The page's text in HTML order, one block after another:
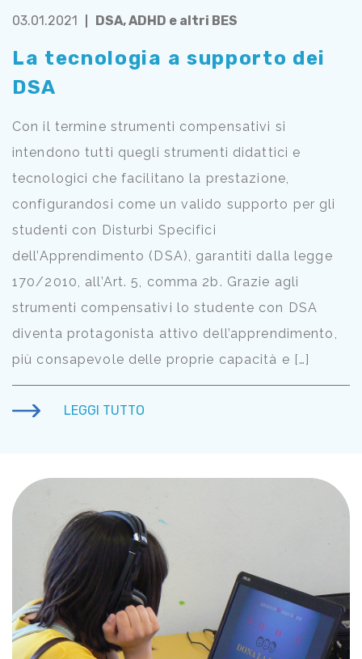
03.01.2021 DSA, ADHD e altri BES
La tecnologia a supporto dei
DSA
Con il termine strumenti compensativi si
intendono tutti quegli strumenti didattici e
tecnologici che facilitano la prestazione,
configurandosi come un valido supporto per gli
studenti con Disturbi Specifici
dell’Apprendimento (DSA), garantiti dalla legge
170/2010, all’Art. 5, comma 2b. Grazie agli
strumenti compensativi lo studente con DSA
diventa protagonista attivo dell’apprendimento,
più consapevole delle proprie capacità e […]
LEGGI TUTTO